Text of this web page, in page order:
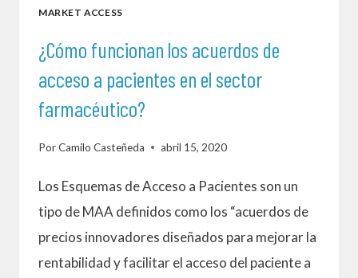
DE
ACCESO
MARKET ACCESS
¿Cómo funcionan los acuerdos de
acceso a pacientes en el sector
farmacéutico?
PorCamilo Casteñeda abril 15, 2020
Los Esquemas de Acceso a Pacientes son un
tipo de MAA definidos como los “acuerdos de
precios innovadores diseñados para mejorar la
rentabilidad y facilitar el acceso del paciente a